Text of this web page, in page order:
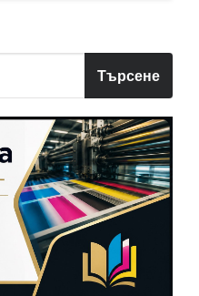
Търсене